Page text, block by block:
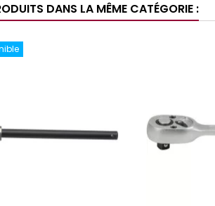
DANS LA MÊME CATÉGORIE :